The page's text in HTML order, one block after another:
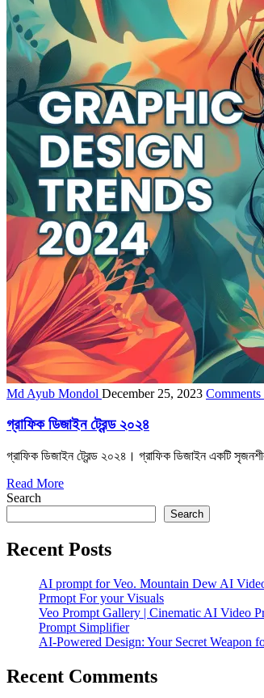
Md Ayub Mondol December 25, 2023 Comments
গ্রাফিক ডিজাইন ট্রেন্ড ২০২৪
গ্রাফিক ডিজাইন ট্রেন্ড ২০২৪। গ্রাফিক ডিজাইন একটি
Read More
Search
Search
Recent Posts
AI prompt for Veo. Mountain Dew AI
Prmopt For your Visuals
Veo Prompt Gallery | Cinematic AI Video
Prompt Simplifier
AI-Powered Design: Your Secret Weapon
Recent Comments